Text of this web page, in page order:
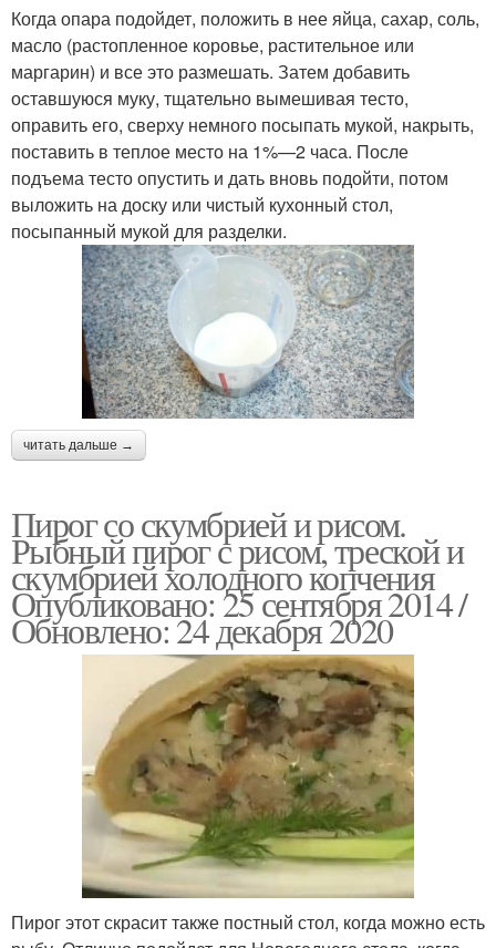
Когда опара подойдет, положить в нее яйца, сахар, соль,
масло (растопленное коровье, растительное или
маргарин) и все это размешать. Затем добавить
оставшуюся муку, тщательно вы­мешивая тесто,
оправить его, сверху немного посыпать мукой, накрыть,
поставить в теп­лое место на 1%—2 часа. После
подъема тесто опустить и дать вновь подойти, потом
выложить на доску или чистый кухонный стол,
посыпанный мукой для разделки.
читать дальше →
Пирог со скумбрией и рисом.
Рыбный пирог с рисом, треской и
скумбрией холодного копчения
Опубликовано: 25 сентября 2014 /
Обновлено: 24 декабря 2020
Пирог этот скрасит также постный стол, когда можно есть